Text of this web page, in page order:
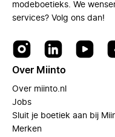
modeboetieks. We
services? Volg ons dan!
Over Miinto
Over miinto.nl
Jobs
Sluit je boetiek aan bij
Merken